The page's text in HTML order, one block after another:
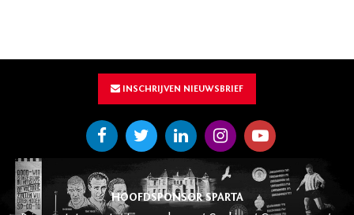
INSCHRIJVEN NIEUWSBRIEF
HOOFDSPONSOR SPARTA